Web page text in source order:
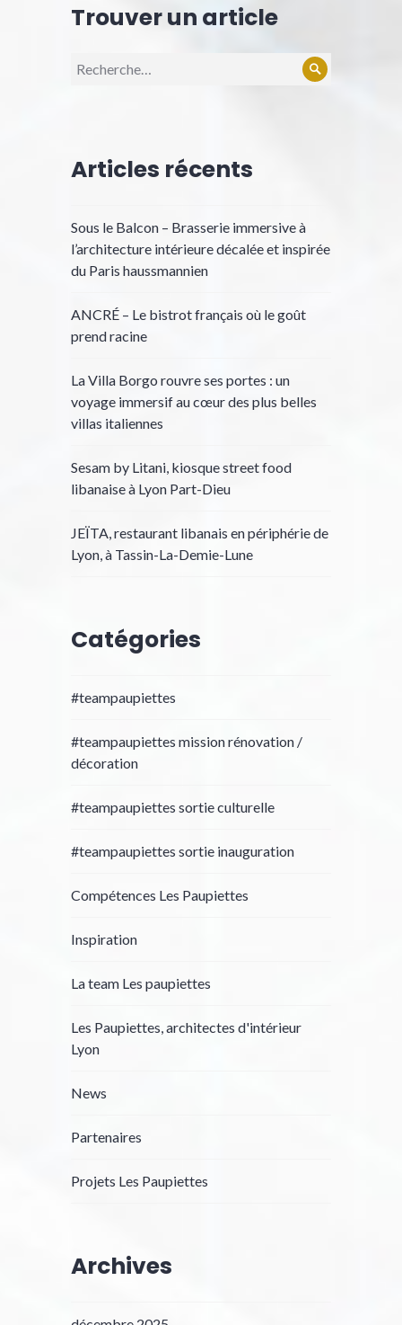
Trouver un article
Recherche
Rechercher
Articles récents
Sous le Balcon – Brasserie immersive à
l’architecture intérieure décalée et inspirée
du Paris haussmannien
ANCRÉ – Le bistrot français où le goût
prend racine
La Villa Borgo rouvre ses portes : un
voyage immersif au cœur des plus belles
villas italiennes
Sesam by Litani, kiosque street food
libanaise à Lyon Part-Dieu
JEÏTA, restaurant libanais en périphérie de
Lyon, à Tassin-La-Demie-Lune
Catégories
#teampaupiettes
#teampaupiettes mission rénovation /
décoration
#teampaupiettes sortie culturelle
#teampaupiettes sortie inauguration
Compétences Les Paupiettes
Inspiration
La team Les paupiettes
Les Paupiettes, architectes d'intérieur
Lyon
News
Partenaires
Projets Les Paupiettes
Archives